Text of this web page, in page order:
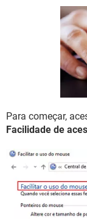
Para começar,
Facilidade de